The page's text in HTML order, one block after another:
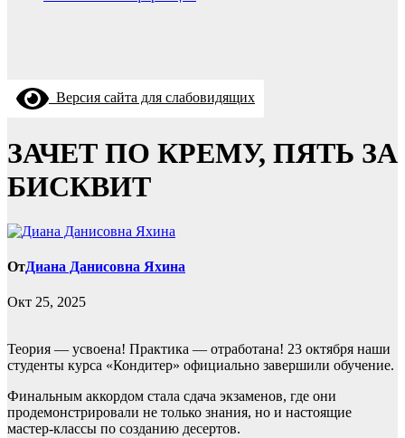
Версия сайта для слабовидящих
ЗАЧЕТ ПО КРЕМУ, ПЯТЬ ЗА
БИСКВИТ
ОтДиана Данисовна Яхина
Окт 25, 2025
Теория — усвоена! Практика — отработана! 23 октября наши
студенты курса «Кондитер» официально завершили обучение.
Финальным аккордом стала сдача экзаменов, где они
продемонстрировали не только знания, но и настоящие
мастер-классы по созданию десертов.